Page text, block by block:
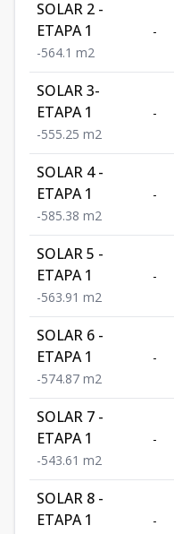
SOLAR 2 -
ETAPA 1
-564.1 m2
-
SOLAR 3-
ETAPA 1
-555.25 m2
-
SOLAR 4 -
ETAPA 1
-585.38 m2
-
SOLAR 5 -
ETAPA 1
-563.91 m2
-
SOLAR 6 -
ETAPA 1
-574.87 m2
-
SOLAR 7 -
ETAPA 1
-543.61 m2
-
SOLAR 8 -
ETAPA 1
-